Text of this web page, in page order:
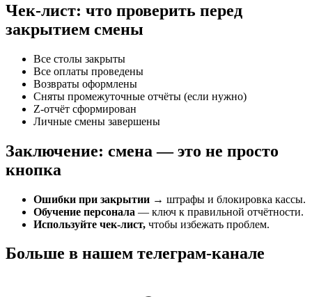
Чек-лист: что проверить перед
закрытием смены
Все столы закрыты
Все оплаты проведены
Возвраты оформлены
Сняты промежуточные отчёты (если нужно)
Z-отчёт сформирован
Личные смены завершены
Заключение: смена — это не просто
кнопка
Ошибки при закрытии → штрафы и блокировка кассы.
Обучение персонала — ключ к правильной отчётности.
Используйте чек-лист, чтобы избежать проблем.
Больше в нашем телеграм-канале